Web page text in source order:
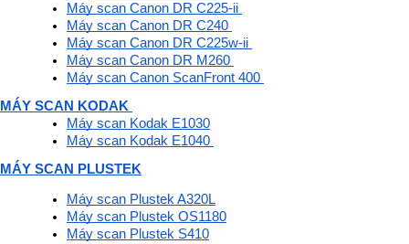
Máy scan Canon DR C225-ii
Máy scan Canon DR C240
Máy scan Canon DR C225w-ii
Máy scan Canon DR M260
Máy scan Canon ScanFront 400
MÁY SCAN KODAK
Máy scan Kodak E1030
Máy scan Kodak E1040
MÁY SCAN PLUSTEK
Máy scan Plustek A320L
Máy scan Plustek OS1180
Máy scan Plustek S410